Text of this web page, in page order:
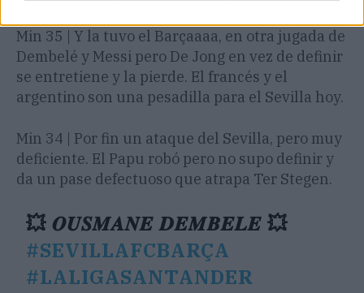
Min 35 | Y la tuvo el Barçaaaa, en otra jugada de
Dembelé y Messi pero De Jong en vez de definir
se entretiene y la pierde. El francés y el
argentino son una pesadilla para el Sevilla hoy.
Min 34 | Por fin un ataque del Sevilla, pero muy
deficiente. El Papu robó pero no supo definir y
da un pase defectuoso que atrapa Ter Stegen.
💥 𝑶𝑼𝑺𝑴𝑨𝑵𝑬 𝑫𝑬𝑴𝑩𝑬𝑳𝑬 💥
#SEVILLAFCBARÇA
#LALIGASANTANDER